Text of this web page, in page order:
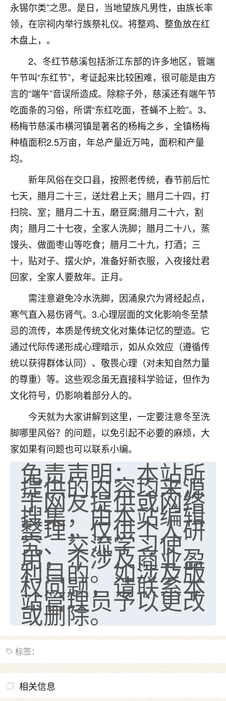
永锡尔类”之思。是日，当地望族凡男性，由族长率
领，在宗祠内举行族祭礼仪。将整鸡、整鱼放在红
木盘上，。
2、冬红节慈溪包括浙江东部的许多地区，管端
午节叫“东红节”，考证起来比较困难，很可能是由方
言的“端午”音误所造成。除粽子外，慈溪还有端午节
吃面条的习俗，所谓“东红吃面，苍蝇不上脸”。3、
杨梅节慈溪市横河镇是著名的杨梅之乡，全镇杨梅
种植面积2.5万亩，年总产量近万吨，面积和产量
均。
新年风俗在交口县，按照老传统，春节前后忙
七天，腊月二十三，送灶君上天；腊月二十四，打
扫院、室；腊月二十五，磨豆腐;腊月二十六，割
肉；腊月二十七夜，全家人洗脚；腊月二十八，蒸
馒头、做面枣山等吃食；腊月二十九，打酒；三
十，贴对子、摆火炉，准备好新衣服，入夜接灶君
回家，全家人要敖年。正月。
需注意避免冷水洗脚，因涌泉穴为肾经起点，
寒气直入易伤肾气。3.心理层面的文化影响冬至禁
忌的流传，本质是传统文化对集体记忆的塑造。它
通过代际传递形成心理暗示，如从众效应（遵循传
统以获得群体认同）、敬畏心理（对未知自然力量
的尊重）等。这些观念虽无直接科学验证，但作为
文化符号，仍影响着部分人的。
今天就为大家讲解到这里，一定要注意冬至洗
脚哪里风俗？的问题，以免引起不必要的麻烦，大
家如果有问题也可以联系小编。
免责声明：本站所
提供的内容均来源
于网友提供或网络
搜集，由本站编辑
整理，仅供个人研
究、交流学习使
用，不涉及商业盈
利目的。如涉及版
权问题，请联系本
站管理员予以更改
或删除。
标签：
相关信息
鹿森：是的，其实跟老师聊过之后，最大的感
触，首先就是心态会变好，万般皆是命，半点
不由人！
1天前 来自四川
金白水清
我也想找老师看看，有没有人给个联系方式的啊？
鹿森：慧来老师微信：gjsy0624
1天前 来自江西 12
我也想要，我也想要！
2天前 来自山西 15
Jessica李
老师做不做超度法事？我想给我奶奶做超度，她今年
刚去世了。
七零老顽童：我母亲前年离世，刚开始我经常
做梦梦见她，后来也是朋友介绍，找到慧来老
师，安排了超度法事，做梦再也没有梦到过
了，一开始是半信半疑的，图个心安，给亡母
超度，现在看来，人不信也不行。
2天前 来自云南 11
优秀的张同学
老师收徒吗？？我对这些很感兴趣
2天前 来自山西 15